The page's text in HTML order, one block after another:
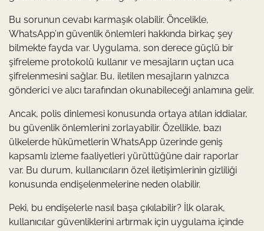
Bu sorunun cevabı karmaşık olabilir. Öncelikle,
WhatsApp’ın güvenlik önlemleri hakkında birkaç şey
bilmekte fayda var. Uygulama, son derece güçlü bir
şifreleme protokolü kullanır ve mesajların uçtan uca
şifrelenmesini sağlar. Bu, iletilen mesajların yalnızca
gönderici ve alıcı tarafından okunabileceği anlamına gelir.
Ancak, polis dinlemesi konusunda ortaya atılan iddialar,
bu güvenlik önlemlerini zorlayabilir. Özellikle, bazı
ülkelerde hükümetlerin WhatsApp üzerinde geniş
kapsamlı izleme faaliyetleri yürüttüğüne dair raporlar
var. Bu durum, kullanıcıların özel iletişimlerinin gizliliği
konusunda endişelenmelerine neden olabilir.
Peki, bu endişelerle nasıl başa çıkılabilir? İlk olarak,
kullanıcılar güvenliklerini artırmak için uygulama içinde